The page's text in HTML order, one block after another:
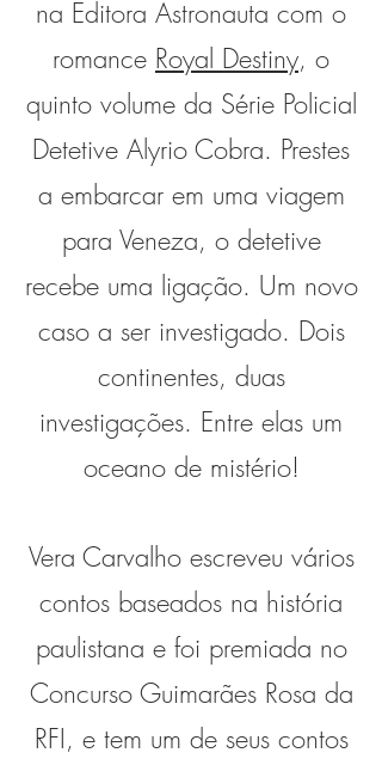
na Editora Astronauta com o
romance Royal Destiny, o
quinto volume da Série Policial
Detetive Alyrio Cobra. Prestes
a embarcar em uma viagem
para Veneza, o detetive
recebe uma ligação. Um novo
caso a ser investigado. Dois
continentes, duas
investigações. Entre elas um
oceano de mistério!
Vera Carvalho escreveu vários
contos baseados na história
paulistana e foi premiada no
Concurso Guimarães Rosa da
RFI, e tem um de seus contos